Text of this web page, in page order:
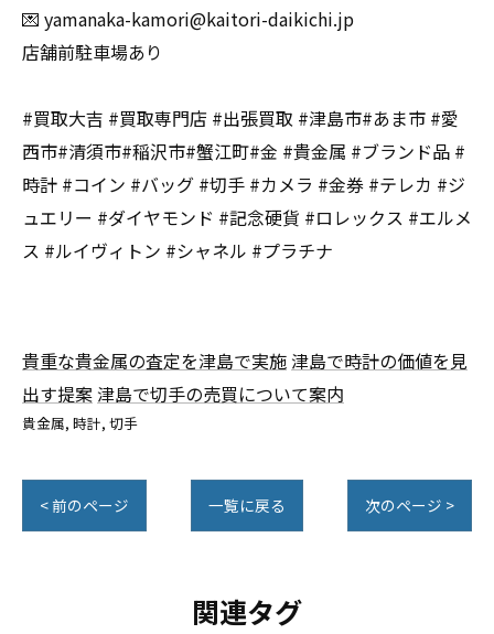
💌 yamanaka-kamori@kaitori-daikichi.jp
店舗前駐車場あり
#買取大吉 #買取専門店 #出張買取 #津島市#あま市 #愛
西市#清須市#稲沢市#蟹江町#金 #貴金属 #ブランド品 #
時計 #コイン #バッグ #切手 #カメラ #金券 #テレカ #ジ
ュエリー #ダイヤモンド #記念硬貨 #ロレックス #エルメ
ス #ルイヴィトン #シャネル #プラチナ
貴重な貴金属の査定を津島で実施 津島で時計の価値を見
出す提案 津島で切手の売買について案内
貴金属 時計 切手
< 前のページ 一覧に戻る 次のページ >
関連タグ